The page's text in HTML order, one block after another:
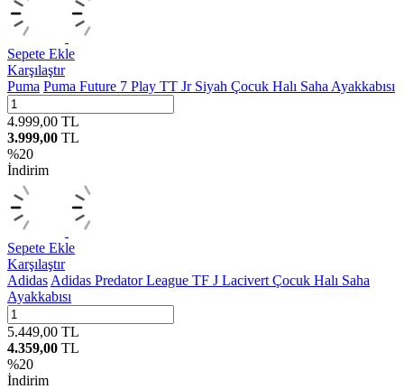
Sepete Ekle
Karşılaştır
Puma Puma Future 7 Play TT Jr Siyah Çocuk Halı Saha Ayakkabısı
4.999,00 TL
3.999,00 TL
%20
İndirim
Sepete Ekle
Karşılaştır
Adidas Adidas Predator League TF J Lacivert Çocuk Halı Saha
Ayakkabısı
5.449,00 TL
4.359,00 TL
%20
İndirim